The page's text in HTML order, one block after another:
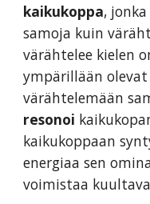
kaikukoppa,
samoja kuin
värähtelee kielen
ympärillään
värähtelemään
resonoi
kaikukoppaan
energiaa sen
voimistaa